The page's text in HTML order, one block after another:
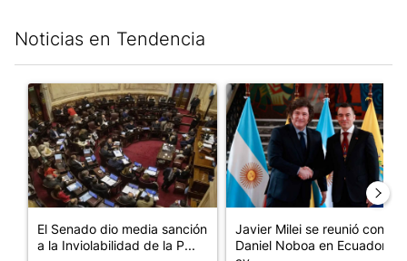
Noticias en Tendencia
Un artículo de tendencia con el título "El Senado dio media
El Senado dio media sanción
a la Inviolabilidad de la P...
Un artículo de tendencia con
Javier Milei se reunió con
Daniel Noboa en Ecuador y